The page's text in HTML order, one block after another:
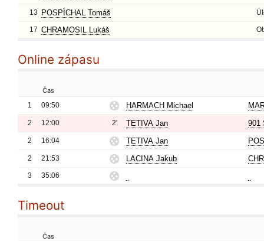
13 POSPÍCHAL Tomáš
17 CHRAMOSIL Lukáš
Online zápasu
Čas
1
09:50 HARMACH Michael
2 12:00 2' TETIVA Jan 901
2 16:04 TETIVA Jan
2 21:53 LACINA Jakub
3 35:06
Timeout
Čas